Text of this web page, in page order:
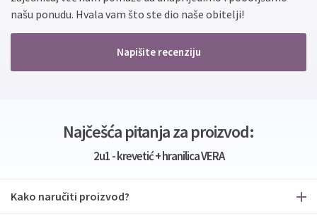
našu ponudu. Hvala vam što ste dio naše obitelji!
Napišite recenziju
Najčešća pitanja za proizvod:
2u1 - krevetić + hranilica VERA
Kako naručiti proizvod?